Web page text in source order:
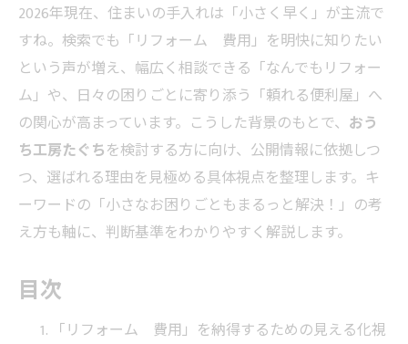
2026年現在、住まいの手入れは「小さく早く」が主流で
すね。検索でも「リフォーム 費用」を明快に知りたい
という声が増え、幅広く相談できる「なんでもリフォー
ム」や、日々の困りごとに寄り添う「頼れる便利屋」へ
の関心が高まっています。こうした背景のもとで、 おう
ち工房たぐちを検討する方に向け、公開情報に依拠しつ
つ、選ばれる理由を見極める具体視点を整理します。キ
ーワードの「小さなお困りごともまるっと解決！」の考
え方も軸に、判断基準をわかりやすく解説します。
目次
「リフォーム 費用」を納得するための見える化視